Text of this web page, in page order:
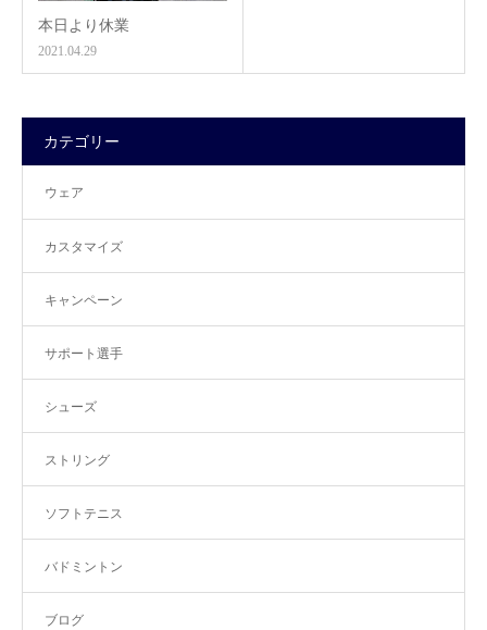
本日より休業
2021.04.29
カテゴリー
ウェア
カスタマイズ
キャンペーン
サポート選手
シューズ
ストリング
ソフトテニス
バドミントン
ブログ